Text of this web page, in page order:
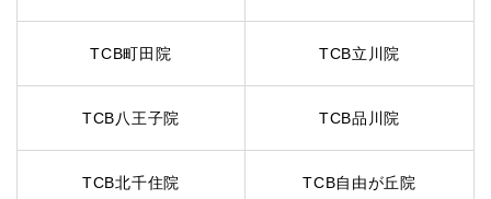
TCB町田院 TCB立川院
TCB八王子院 TCB品川院
TCB北千住院 TCB自由が丘院